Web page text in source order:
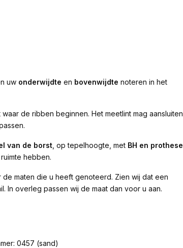
uw onderwijdte en bovenwijdte noteren in het
de ribben beginnen. Het meetlint mag aansluiten,
van de borst , op tepelhoogte, met BH en prothese
hebben.
de maten die u heeft genoteerd. Zien wij dat een
In overleg passen wij de maat dan voor u aan.
0457 (sand)